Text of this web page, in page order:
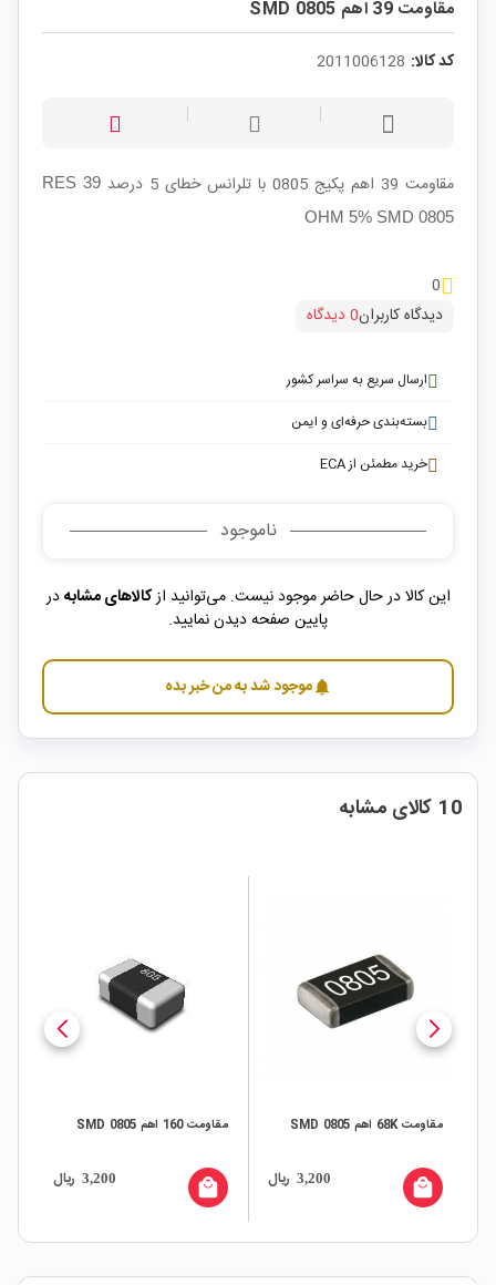
مقاومت 39 اهم SMD 0805
کد کالا: 2011006128
مقاومت 39 اهم پکیج 0805 با تلرانس خطای 5 درصد
RES 39
OHM 5% SMD 0805
0
دیدگاه کاربران0 دیدگاه
ارسال سریع به سراسر کشور
بسته‌بندی حرفه‌ای و ایمن
خرید مطمئن از ECA
ناموجود
این کالا در حال حاضر موجود نیست. می‌توانید ازکالاهای مشابهدر
پایین صفحه دیدن نمایید.
notificationsموجود شد به من خبر بده
10 کالای مشابه
مقاومت 68K اهم SMD 0805
3,200 ریال local_mall
مقاومت 160 اهم SMD 0805
3,200 ریال local_mall